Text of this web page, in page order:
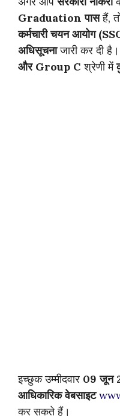
Graduation पासहैं,
कर्मचारी चयन आयोग
अधिसूचनाजारी कर दी
और Group Cश्रेणी में
इच्छुक उम्मीदवार 09 जून
आधिकारिक वेबसाइट
कर सकते हैं।